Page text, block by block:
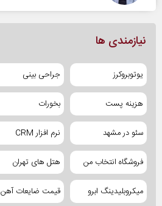
نیازمندی ها
یوتوبروکرز جراحی بینی
هزینه پست بخورات
سئو در مشهد نرم افزار CRM
فروشگاه انتخاب من هتل های تهران
میکروبلیدینگ ابرو قیمت ضایعات آهن